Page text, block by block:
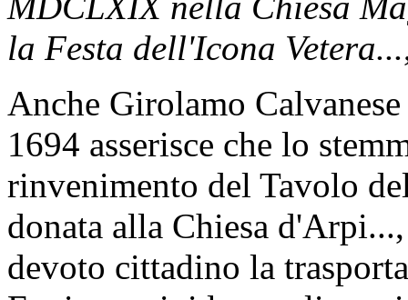
la Festa dell'Icona Vetera...
Anche Girolamo
1694 asserisce che lo
rinvenimento del Tavolo
donata alla Chiesa
devoto cittadino la